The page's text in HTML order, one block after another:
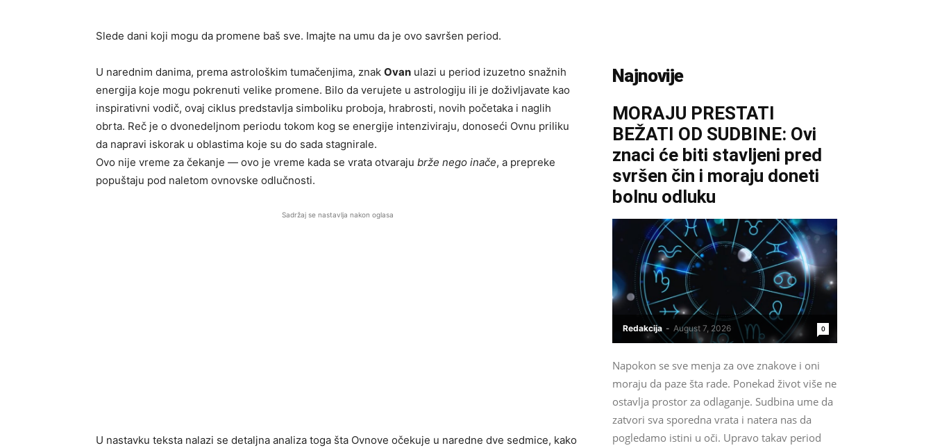
Slede dani koji mogu da promene baš sve. Imajte na umu da je ovo savršen period.
U narednim danima, prema astrološkim tumačenjima, znak Ovan ulazi u period izuzetno snažnih
energija koje mogu pokrenuti velike promene. Bilo da verujete u astrologiju ili je doživljavate kao
inspirativni vodič, ovaj ciklus predstavlja simboliku proboja, hrabrosti, novih početaka i naglih
obrta. Reč je o dvonedeljnom periodu tokom kog se energije intenziviraju, donoseći Ovnu priliku
da napravi iskorak u oblastima koje su do sada stagnirale.
Ovo nije vreme za čekanje — ovo je vreme kada se vrata otvaraju brže nego inače, a prepreke
popuštaju pod naletom ovnovske odlučnosti.
Sadržaj se nastavlja nakon oglasa
U nastavku teksta nalazi se detaljna analiza toga šta Ovnove očekuje u naredne dve sedmice, kako
Najnovije
MORAJU PRESTATI
BEŽATI OD SUDBINE: Ovi
znaci će biti stavljeni pred
svršen čin i moraju doneti
bolnu odluku
Redakcija - August 7, 2026 0
Napokon se sve menja za ove znakove i oni
moraju da paze šta rade. Ponekad život više ne
ostavlja prostor za odlaganje. Sudbina ume da
zatvori sva sporedna vrata i natera nas da
pogledamo istini u oči. Upravo takav period